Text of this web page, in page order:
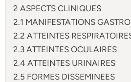
2 ASPECTS CLINIQUES
2.1 MANIFESTATIONS
2.2 ATTEINTES
2.3 ATTEINTES OCULAIRES
2.4 ATTEINTES URINAIRES
2.5 FORMES DISSEMINEES